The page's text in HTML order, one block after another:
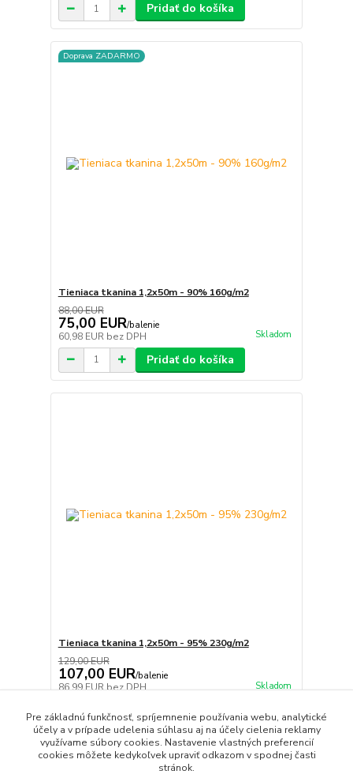
Pridať do košíka
Doprava ZADARMO
Tieniaca tkanina 1,2x50m - 90% 160g/m2
88,00 EUR
75,00 EUR/balenie
60,98 EUR bez DPH Skladom
Pridať do košíka
Tieniaca tkanina 1,2x50m - 95% 230g/m2
129,00 EUR
107,00 EUR/balenie
86,99 EURbez DPH Skladom
Pridať do košíka
strana
Pre základnú funkčnosť, spríjemnenie používania webu, analytické
účely a v prípade udelenia súhlasu aj na účely cielenia reklamy
využívame súbory cookies. Nastavenie vlastných preferencií
cookies môžete kedykoľvek upraviť odkazom v spodnej časti
stránok.